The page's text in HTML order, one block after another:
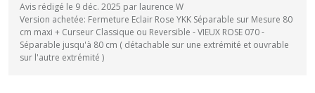
Avis rédigé le 9 déc. 2025 par laurence W
Version achetée: Fermeture Eclair Rose YKK Séparable sur Mesure 80
cm maxi + Curseur Classique ou Reversible - VIEUX ROSE 070 -
Séparable jusqu'à 80 cm ( détachable sur une extrémité et ouvrable
sur l'autre extrémité )